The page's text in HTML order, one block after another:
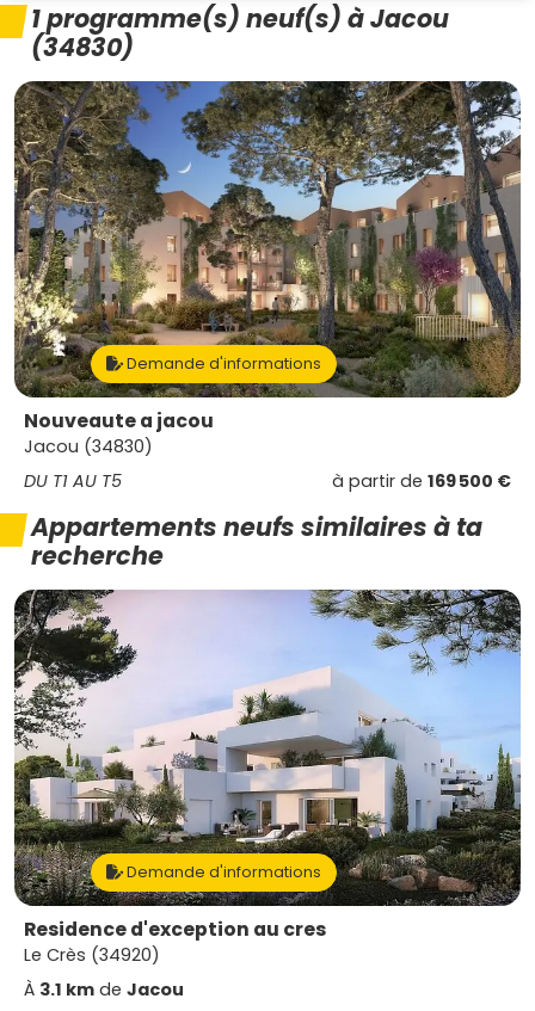
1 programme(s) neuf(s) à Jacou
(34830)
Demande d'informations
Nouveaute a jacou
Jacou (34830)
DU T1 AU T5
à partir de 169 500 €
Appartements neufs similaires à ta
recherche
Demande d'informations
Residence d'exception au cres
Le Crès (34920)
À 3.1 km de Jacou